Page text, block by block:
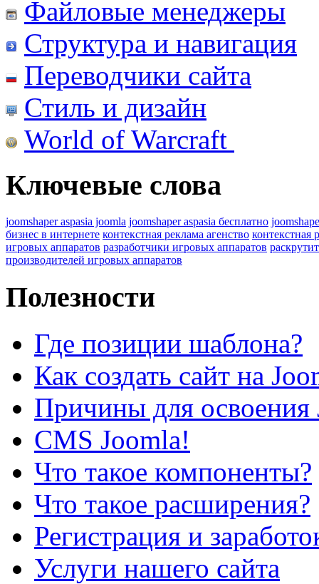
Файловые менеджеры
Структура и навигация
Переводчики сайта
Стиль и дизайн
World of Warcraft
Ключевые слова
joomshaper aspasia joomla joomshaper aspasia бесплатно
бизнес в интернете контекстная реклама агенство контекстная
игровых аппаратов разработчики игровых аппаратов
производителей игровых аппаратов
Полезности
Где позиции шаблона?
Как создать сайт на
Причины для освоения
CMS Joomla!
Что такое компоненты?
Что такое расширения?
Регистрация и
Услуги нашего сайта